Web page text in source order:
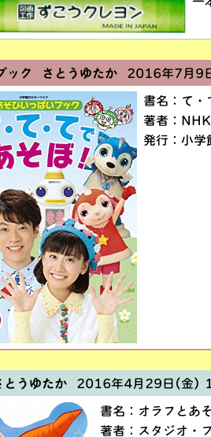
ック さとうゆたか2016年7月9
書名：て・
著者：
発行：小学
とうゆたか2016年4月29日(金)
書名：オラフとあ
著者：スタジオ・